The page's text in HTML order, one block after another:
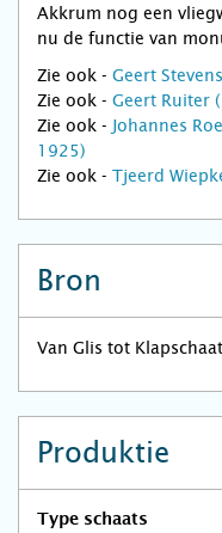
Akkrum nog een
nu de functie van
Zie ook - Geert
Zie ook - Geert Ruiter
Zie ook - Johannes
1925)
Zie ook - Tjeerd
Bron
Van Glis tot
Produktie
Type schaats